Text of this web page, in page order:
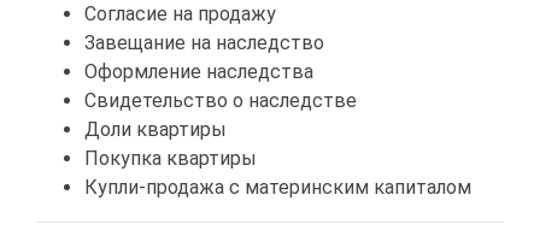
Согласие на продажу
Завещание на наследство
Оформление наследства
Свидетельство о наследстве
Доли квартиры
Покупка квартиры
Купли-продажа с материнским капиталом